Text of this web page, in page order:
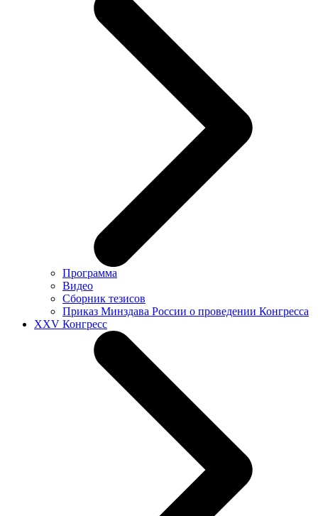
Программа
Видео
Сборник тезисов
Приказ Минздава России о проведении Конгресса
XXV Конгресс